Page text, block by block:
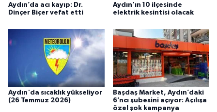
Aydın’da acı kayıp: Dr.
Dinçer Biçer vefat etti
Aydın'ın 10 ilçesinde
elektrik kesintisi olacak
Aydın'da sıcaklık yükseliyor
(26 Temmuz 2026)
Başdaş Market, Aydın’daki
6’ncı şubesini açıyor: Açılışa
özel şok kampanya